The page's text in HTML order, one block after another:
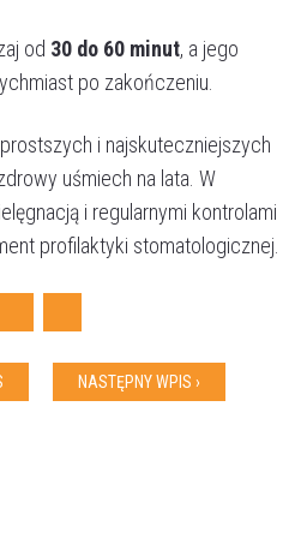
od 30 do 60 minut, a jego
po zakończeniu.
i najskuteczniejszych
uśmiech na lata. W
i regularnymi kontrolami
profilaktyki stomatologicznej.
Twitter
NASTĘPNY WPIS ›